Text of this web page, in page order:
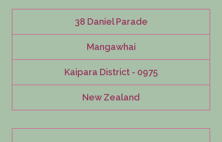
38 Daniel Parade
Mangawhai
Kaipara District - 0975
New Zealand